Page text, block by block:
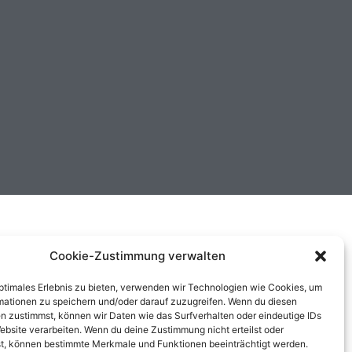
Cookie-Zustimmung verwalten
Erlebnis zu bieten, verwenden wir Technologien wie Cookies, um
zu speichern und/oder darauf zuzugreifen. Wenn du diesen
zustimmst, können wir Daten wie das Surfverhalten oder eindeutige IDs
verarbeiten. Wenn du deine Zustimmung nicht erteilst oder
können bestimmte Merkmale und Funktionen beeinträchtigt werden.